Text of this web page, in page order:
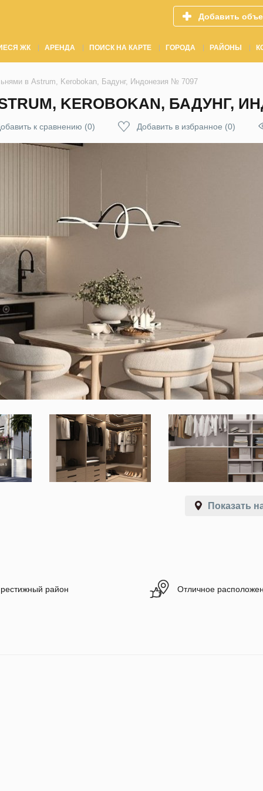
Добавить
ЖК АРЕНДА ПОИСК НА КАРТЕ ГОРОДА РАЙОНЫ
в Astrum, Kerobokan, Бадунг, Индонезия № 7097
KEROBOKAN, БАДУНГ,
к сравнению (0) Добавить в избранное (0)
Показать
район Отличное